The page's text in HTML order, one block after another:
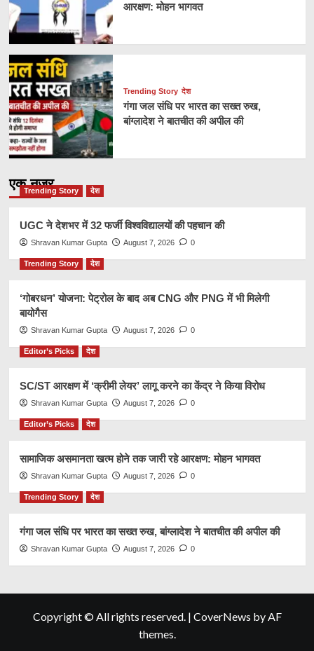
आरक्षण: मोहन भागवत
Trending Story देश
गंगा जल संधि पर भारत का सख्त रुख,
बांग्लादेश ने बातचीत की अपील की
एक नज़र
Trending Story देश
UGC ने देशभर में 32 फर्जी विश्वविद्यालयों की पहचान की
Shravan Kumar Gupta August 7, 2026 0
Trending Story देश
‘गोबरधन’ योजना: पेट्रोल के बाद अब CNG और PNG में भी मिलेगी
बायोगैस
Shravan Kumar Gupta August 7, 2026 0
Editor’s Picks देश
SC/ST आरक्षण में ‘क्रीमी लेयर’ लागू करने का केंद्र ने किया विरोध
Shravan Kumar Gupta August 7, 2026 0
Editor’s Picks देश
सामाजिक असमानता खत्म होने तक जारी रहे आरक्षण: मोहन भागवत
Shravan Kumar Gupta August 7, 2026 0
Trending Story देश
गंगा जल संधि पर भारत का सख्त रुख, बांग्लादेश ने बातचीत की अपील की
Shravan Kumar Gupta August 7, 2026 0
Copyright © All rights reserved. | CoverNews by AF
themes.